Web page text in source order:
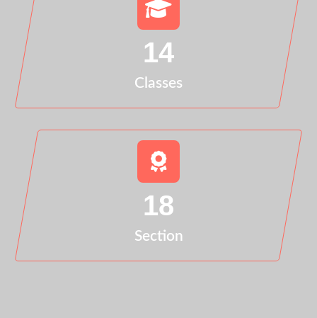
14
Classes
18
Section